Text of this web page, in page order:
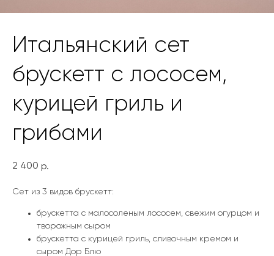
Итальянский сет
брускетт с лососем,
курицей гриль и
грибами
2 400 р.
Сет из 3 видов брускетт:
брускетта с малосоленым лососем, свежим огурцом и
творожным сыром
брускетта с курицей гриль, сливочным кремом и
сыром Дор Блю